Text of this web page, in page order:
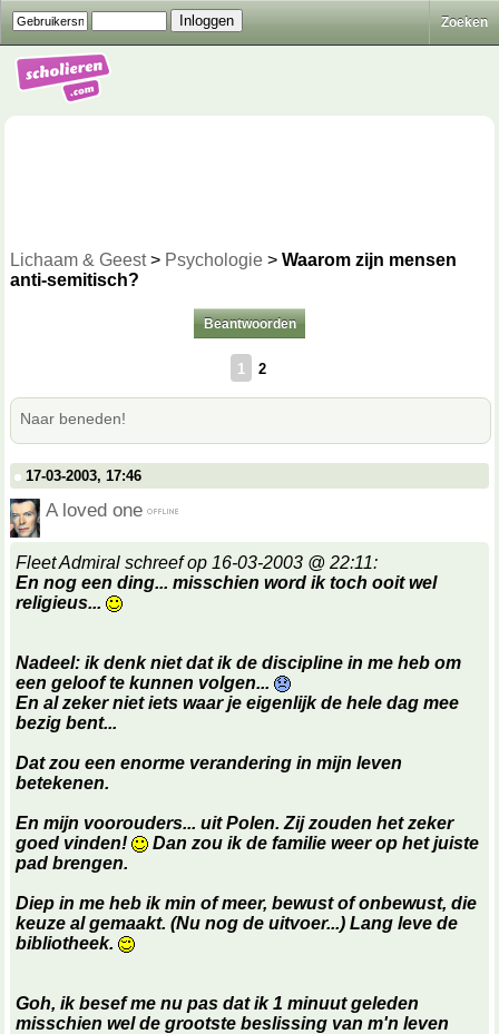
Zoeken
Lichaam & Geest> Psychologie > Waarom zijn mensen
anti-semitisch?
Beantwoorden
1 2
Naar beneden!
17-03-2003, 17:46
A loved one
Fleet Admiral schreef op 16-03-2003 @ 22:11:
En nog een ding... misschien word ik toch ooit wel
religieus...
Nadeel: ik denk niet dat ik de discipline in me heb om
een geloof te kunnen volgen...
En al zeker niet iets waar je eigenlijk de hele dag mee
bezig bent...
Dat zou een enorme verandering in mijn leven
betekenen.
En mijn voorouders... uit Polen. Zij zouden het zeker
goed vinden!
Dan zou ik de familie weer op het juiste
pad brengen.
Diep in me heb ik min of meer, bewust of onbewust, die
keuze al gemaakt. (Nu nog de uitvoer...) Lang leve de
bibliotheek.
Goh, ik besef me nu pas dat ik 1 minuut geleden
misschien wel de grootste beslissing van m'n leven